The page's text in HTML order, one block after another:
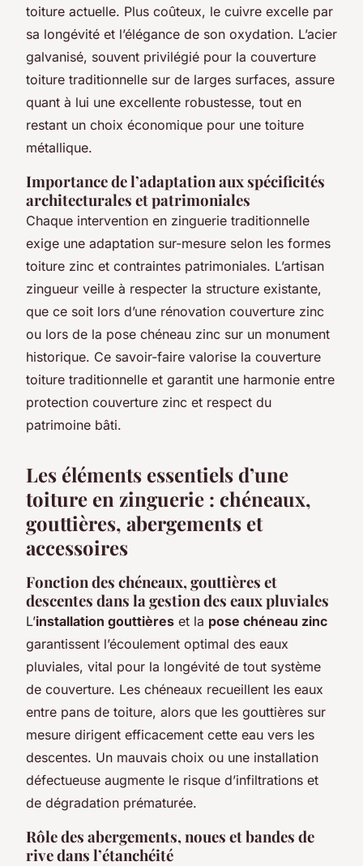
toiture actuelle. Plus coûteux, le cuivre excelle par
sa longévité et l’élégance de son oxydation. L’acier
galvanisé, souvent privilégié pour la couverture
toiture traditionnelle sur de larges surfaces, assure
quant à lui une excellente robustesse, tout en
restant un choix économique pour une toiture
métallique.
Importance de l’adaptation aux spécificités
architecturales et patrimoniales
Chaque intervention en zinguerie traditionnelle
exige une adaptation sur-mesure selon les formes
toiture zinc et contraintes patrimoniales. L’artisan
zingueur veille à respecter la structure existante,
que ce soit lors d’une rénovation couverture zinc
ou lors de la pose chéneau zinc sur un monument
historique. Ce savoir-faire valorise la couverture
toiture traditionnelle et garantit une harmonie entre
protection couverture zinc et respect du
patrimoine bâti.
Les éléments essentiels d’une
toiture en zinguerie : chéneaux,
gouttières, abergements et
accessoires
Fonction des chéneaux, gouttières et
descentes dans la gestion des eaux pluviales
L’installation gouttières et la pose chéneau zinc
garantissent l’écoulement optimal des eaux
pluviales, vital pour la longévité de tout système
de couverture. Les chéneaux recueillent les eaux
entre pans de toiture, alors que les gouttières sur
mesure dirigent efficacement cette eau vers les
descentes. Un mauvais choix ou une installation
défectueuse augmente le risque d’infiltrations et
de dégradation prématurée.
Rôle des abergements, noues et bandes de
rive dans l’étanchéité